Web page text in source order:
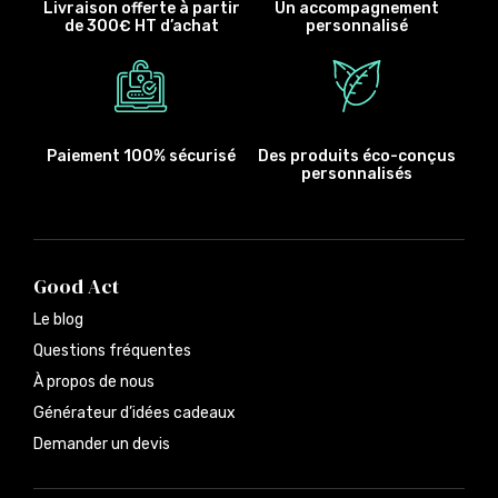
Livraison offerte à partir
de 300€ HT d’achat
Un accompagnement
personnalisé
Paiement 100% sécurisé
Des produits éco-conçus
personnalisés
Good Act
Le blog
Questions fréquentes
À propos de nous
Générateur d’idées cadeaux
Demander un devis